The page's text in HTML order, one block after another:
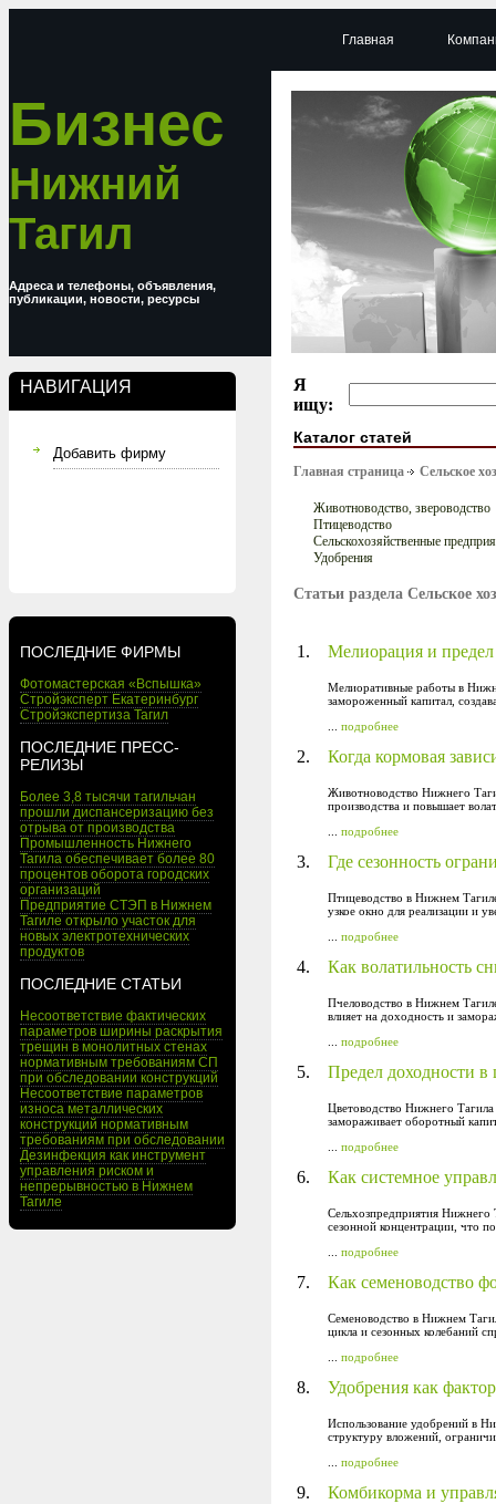
Бизнес
Нижний
Тагил
Адреса и телефоны, объявления,
публикации, новости, ресурсы
НАВИГАЦИЯ
Добавить фирму
ПОСЛЕДНИЕ ФИРМЫ
Фотомастерская «Вспышка»
Стройэксперт Екатеринбург
Стройэкспертиза Тагил
ПОСЛЕДНИЕ ПРЕСС-
РЕЛИЗЫ
Более 3,8 тысячи тагильчан
прошли диспансеризацию без
отрыва от производства
Промышленность Нижнего
Тагила обеспечивает более 80
процентов оборота городских
организаций
Предприятие СТЭП в Нижнем
Тагиле открыло участок для
новых электротехнических
продуктов
ПОСЛЕДНИЕ СТАТЬИ
Несоответствие фактических
параметров ширины раскрытия
трещин в монолитных стенах
нормативным требованиям СП
при обследовании конструкций
Несоответствие параметров
износа металлических
конструкций нормативным
требованиям при обследовании
Дезинфекция как инструмент
управления риском и
непрерывностью в Нижнем
Тагиле
Главная
Я
ищу:
Каталог статей
Главная страница Сельское
Животноводство, звероводство
Птицеводство
Сельскохозяйственные
Удобрения
Статьи раздела Сельское
1. Мелиорация и предел
Мелиоративные работы в
замороженный капитал,
подробнее
2. Когда кормовая
Животноводство Нижнего
производства и повышает
подробнее
3. Где сезонность
Птицеводство в Нижнем
узкое окно для реализации и
подробнее
4. Как волатильность
Пчеловодство в Нижнем
влияет на доходность и
подробнее
5. Предел доходности в
Цветоводство Нижнего Тагила
замораживает оборотный
подробнее
6. Как системное
Сельхозпредприятия Нижнего
сезонной концентрации, что
подробнее
7. Как семеноводство
Семеноводство в Нижнем
цикла и сезонных колебаний
подробнее
8. Удобрения как
Использование удобрений в
структуру вложений,
подробнее
9. Комбикорма и